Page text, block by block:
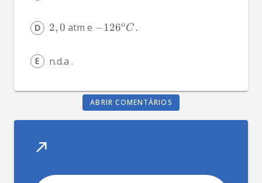
2,0 atm e −126oC.
n.d.a .
ABRIR COMENTÁRIOS